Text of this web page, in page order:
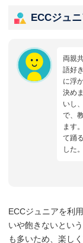
ECCジュ
両親
語好
に浮
決め
いし
で、
ます
て踊
した。
ECCジュニアを利
いや飽きないとい
も多いため、楽し